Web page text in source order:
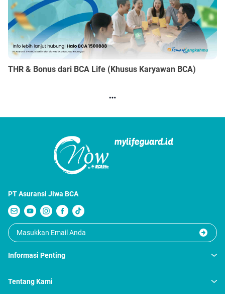
THR & Bonus dari BCA Life (Khusus Karyawan BCA)
PT Asuransi Jiwa BCA
Informasi Penting
Tentang Kami